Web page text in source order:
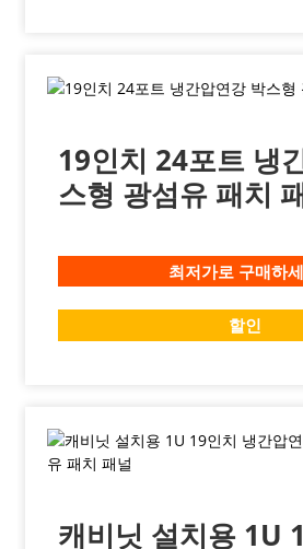
19인치 24포트 냉
스형 광섬유 패치
최저가로 구매하
할인
캐비닛 설치용 1U